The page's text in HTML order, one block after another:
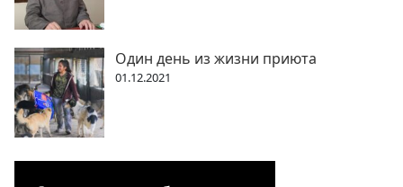
Один день из жизни приюта
01.12.2021